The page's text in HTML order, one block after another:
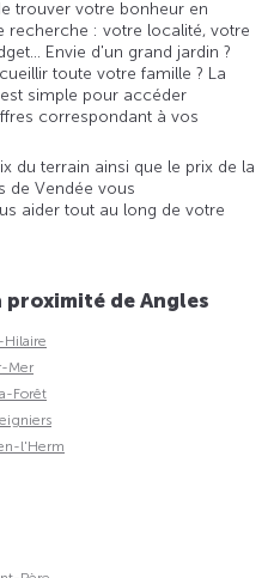
trouver votre bonheur en
: votre localité, votre
Envie d'un grand jardin ?
toute votre famille ? La
simple pour accéder
correspondant à vos
du terrain ainsi que le prix de la
de Vendée vous
aider tout au long de votre
proximité de Angles
Hilaire
Mer
Forêt
l'Herm